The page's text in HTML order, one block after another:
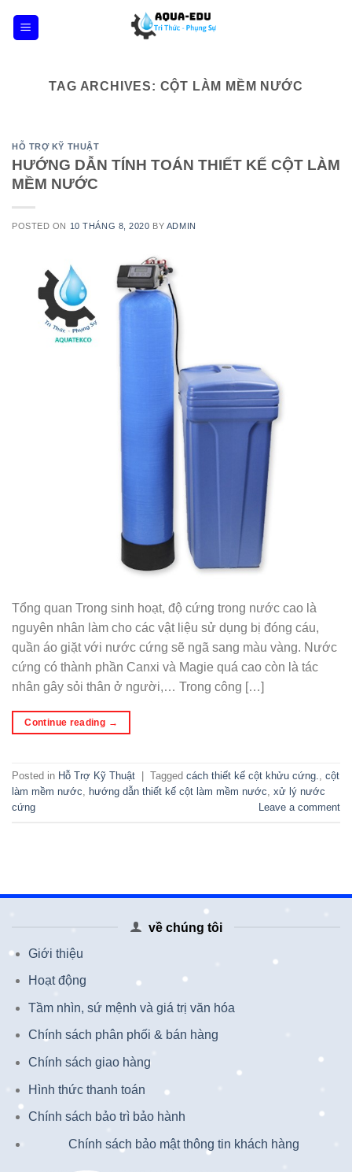
TAG ARCHIVES: CỘT LÀM MỀM NƯỚC
HỖ TRỢ KỸ THUẬT
HƯỚNG DẪN TÍNH TOÁN THIẾT KẾ CỘT LÀM
MỀM NƯỚC
POSTED ON 10 THÁNG 8, 2020 BY ADMIN
Tổng quan Trong sinh hoạt, độ cứng trong nước cao là
nguyên nhân làm cho các vật liệu sử dụng bị đóng cáu,
quần áo giặt với nước cứng sẽ ngã sang màu vàng. Nước
cứng có thành phần Canxi và Magie quá cao còn là tác
nhân gây sỏi thân ở người,… Trong công […]
Continue reading →
Posted in Hỗ Trợ Kỹ Thuật Tagged cách thiết kế cột khửu cứng.
cột
làm mềm nước
hướng dẫn thiết kế cột làm mềm nước xử lý nước
cứng
Leave a comment
về chúng tôi
Giới thiệu
Hoạt động
Tầm nhìn, sứ mệnh và giá trị văn hóa
Chính sách phân phối & bán hàng
Chính sách giao hàng
Hình thức thanh toán
Chính sách bảo trì bảo hành
Chính sách bảo mật thông tin khách hàng